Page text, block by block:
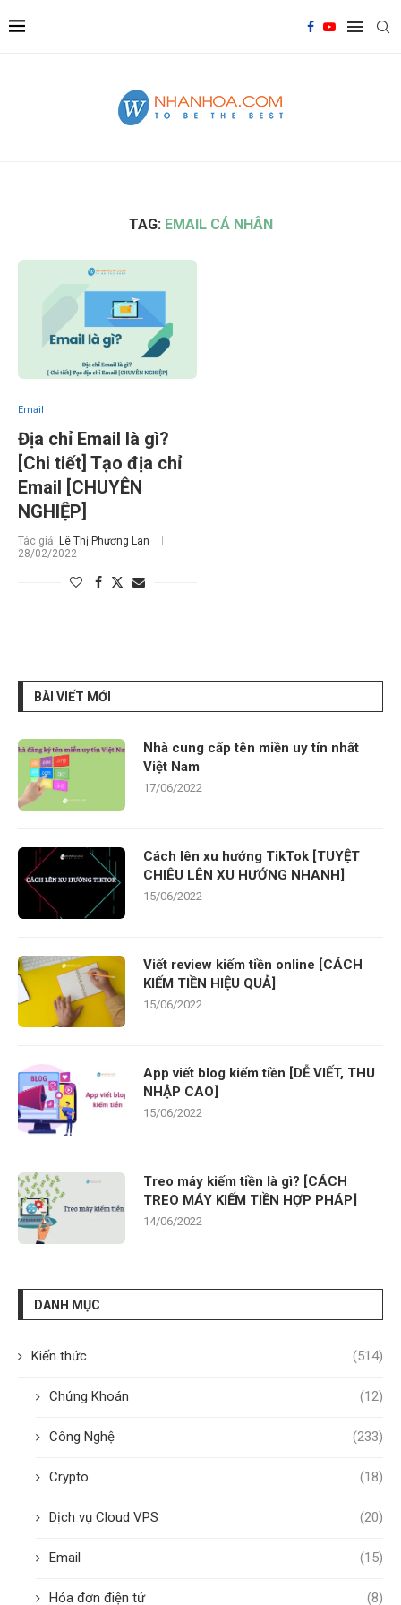
TAG: EMAIL CÁ NHÂN
Email
Địa chỉ Email là gì?
[Chi tiết] Tạo địa chỉ
Email [CHUYÊN
NGHIỆP]
Tác giả: Lê Thị Phương Lan
28/02/2022
BÀI VIẾT MỚI
Nhà cung cấp tên miền uy tín nhất
Việt Nam
17/06/2022
Cách lên xu hướng TikTok [TUYỆT
CHIÊU LÊN XU HƯỚNG NHANH]
15/06/2022
Viết review kiếm tiền online [CÁCH
KIẾM TIỀN HIỆU QUẢ]
15/06/2022
App viết blog kiếm tiền [DỄ VIẾT, THU
NHẬP CAO]
15/06/2022
Treo máy kiếm tiền là gì? [CÁCH
TREO MÁY KIẾM TIỀN HỢP PHÁP]
14/06/2022
DANH MỤC
Kiến thức (514)
Chứng Khoán (12)
Công Nghệ (233)
Crypto (18)
Dịch vụ Cloud VPS (20)
Email (15)
Hóa đơn điện tử (8)